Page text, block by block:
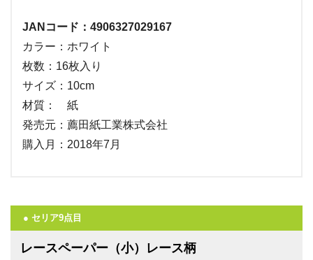
JANコード：4906327029167
カラー：ホワイト
枚数：16枚入り
サイズ：10cm
材質： 紙
発売元：薦田紙工業株式会社
購入月：2018年7月
● セリア9点目
レースペーパー（小）レース柄